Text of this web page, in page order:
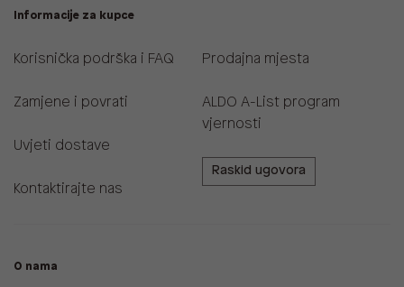
Informacije za kupce
Korisnička podrška i FAQ
Zamjene i povrati
Uvjeti dostave
Kontaktirajte nas
Prodajna mjesta
ALDO A-List program
vjernosti
Raskid ugovora
O nama